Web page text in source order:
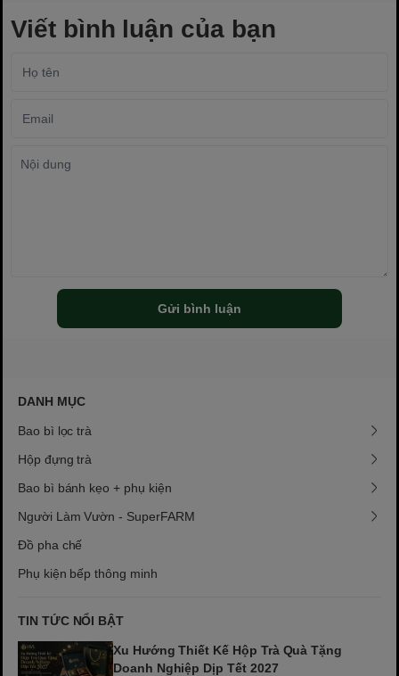
Viết bình luận của bạn
Gửi bình luận
DANH MỤC
Bao bì lọc trà
Hộp đựng trà
Bao bì bánh kẹo + phụ kiện
Người Làm Vườn - SuperFARM
Đồ pha chế
Phụ kiện bếp thông minh
TIN TỨC NỔI BẬT
Xu Hướng Thiết Kế Hộp Trà Quà Tặng
Doanh Nghiệp Dịp Tết 2027